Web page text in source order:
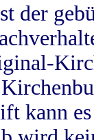
der
kann